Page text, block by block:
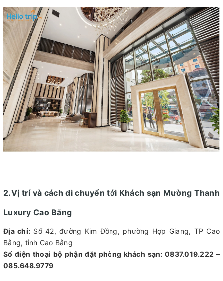
2.Vị trí và cách di chuyển tới Khách sạn Mường Thanh
Luxury Cao Bằng
Địa chỉ: Số 42, đường Kim Đồng, phường Hợp Giang, TP Cao
Bằng, tỉnh Cao Bằng
Số điện thoại bộ phận đặt phòng khách sạn: 0837.019.222 –
085.648.9779